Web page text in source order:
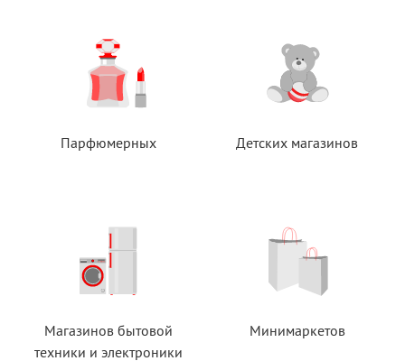
Парфюмерных Детских магазинов
Магазинов бытовой
техники и электроники
Минимаркетов